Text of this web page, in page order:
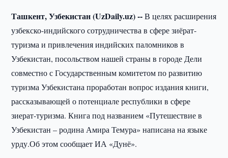
Ташкент, Узбекистан (UzDaily.uz) --В целях расширения
узбекско-индийского сотрудничества в сфере зиёрат-
туризма и привлечения индийских паломников в
Узбекистан, посольством нашей страны в городе Дели
совместно с Государственным комитетом по развитию
туризма Узбекистана проработан вопрос издания книги,
рассказывающей о потенциале республики в сфере
зиерат-туризма. Книга под названием «Путешествие в
Узбекистан – родина Амира Темура» написана на языке
урду.Об этом сообщает ИА «Дунё».